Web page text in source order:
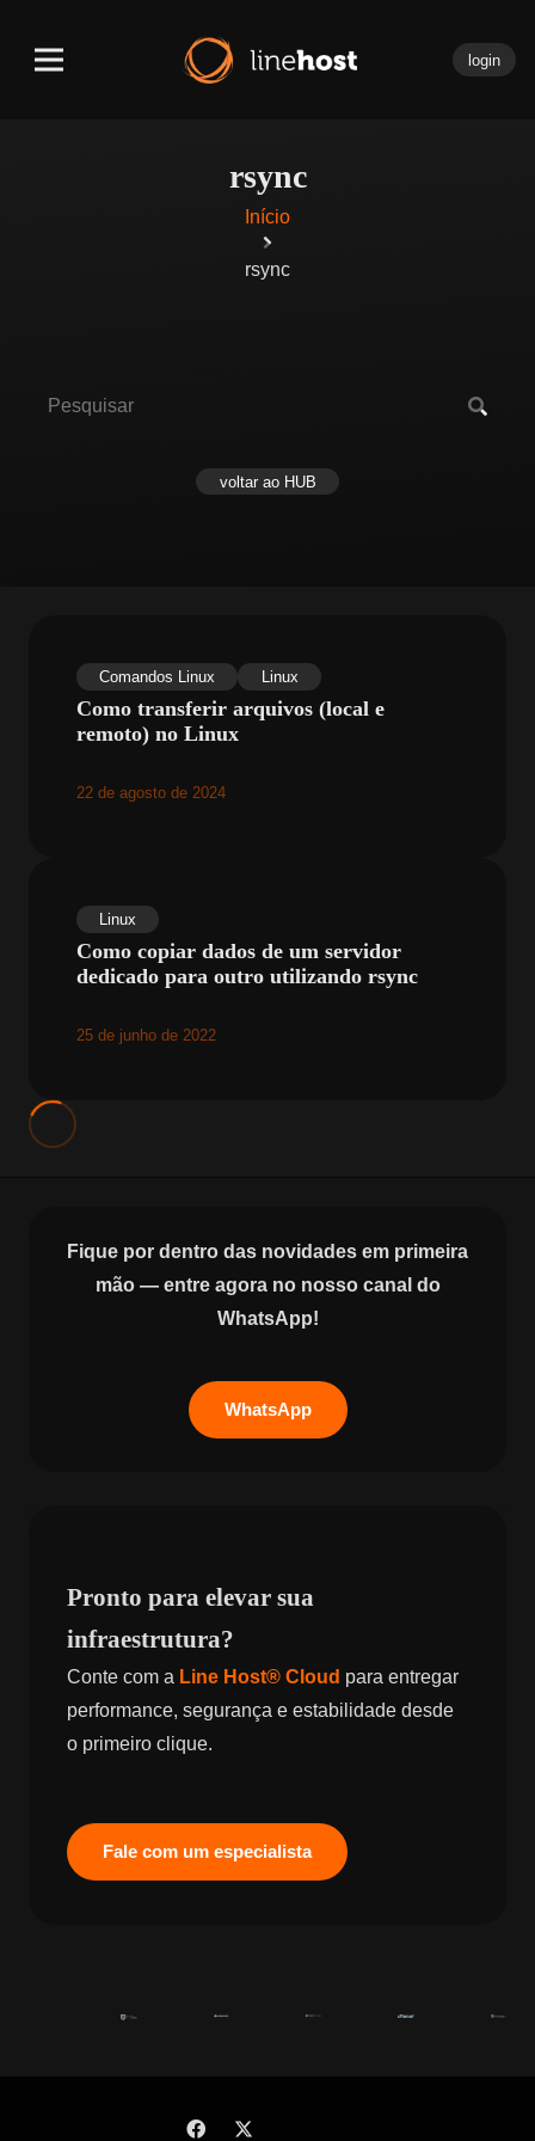
login
rsync
Início
rsync
voltar ao HUB
Comandos Linux Linux
Como transferir arquivos (local e
remoto) no Linux
22 de agosto de 2024
Linux
Como copiar dados de um servidor
dedicado para outro utilizando rsync
25 de junho de 2022
Fique por dentro das novidades em primeira
mão — entre agora no nosso canal do
WhatsApp!
WhatsApp
Pronto para elevar sua
infraestrutura?
Conte com a Line Host® Cloud para entregar
performance, segurança e estabilidade desde
o primeiro clique.
Fale com um especialista